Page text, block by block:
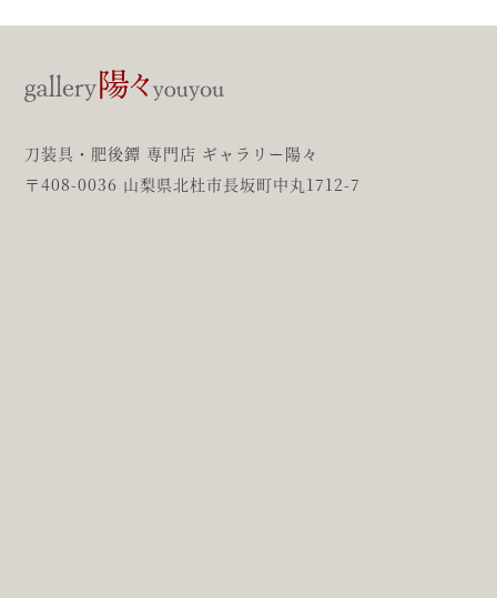
刀装具・肥後鐔 専門店 ギャラリー陽々
〒408-0036 山梨県北杜市長坂町中丸1712-7